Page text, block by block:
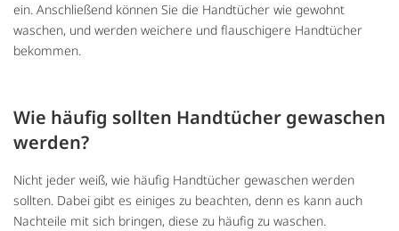
ein. Anschließend können Sie die Handtücher wie gewohnt
waschen, und werden weichere und flauschigere Handtücher
bekommen.
Wie häufig sollten Handtücher gewaschen
werden?
Nicht jeder weiß, wie häufig Handtücher gewaschen werden
sollten. Dabei gibt es einiges zu beachten, denn es kann auch
Nachteile mit sich bringen, diese zu häufig zu waschen.